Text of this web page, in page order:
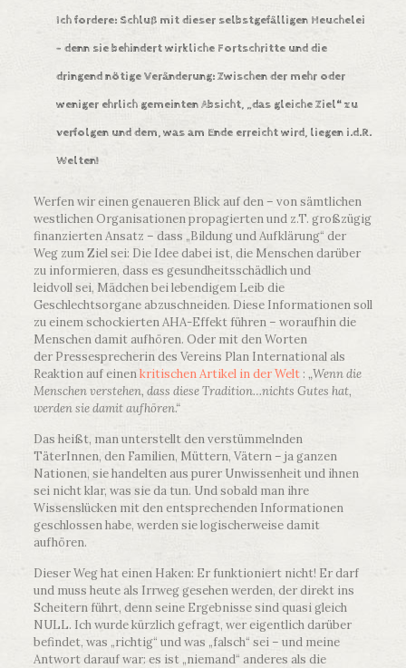
Ich fordere: Schluß mit dieser selbstgefälligen Heuchelei
– denn sie behindert wirkliche Fortschritte und die
dringend nötige Veränderung: Zwischen der mehr oder
weniger ehrlich gemeinten Absicht, „das gleiche Ziel“ zu
verfolgen und dem, was am Ende erreicht wird, liegen i.d.R.
Welten!
Werfen wir einen genaueren Blick auf den – von sämtlichen
westlichen Organisationen propagierten und z.T. großzügig
finanzierten Ansatz – dass „Bildung und Aufklärung“ der
Weg zum Ziel sei: Die Idee dabei ist, die Menschen darüber
zu informieren, dass es gesundheitsschädlich und
leidvoll sei, Mädchen bei lebendigem Leib die
Geschlechtsorgane abzuschneiden. Diese Informationen soll
zu einem schockierten AHA-Effekt führen – woraufhin die
Menschen damit aufhören. Oder mit den Worten
der Pressesprecherin des Vereins Plan International als
Reaktion auf einenkritischen Artikel in der Welt: „Wenn die
Menschen verstehen, dass diese Tradition…nichts Gutes hat,
werden sie damit aufhören.“
Das heißt, man unterstellt den verstümmelnden
TäterInnen, den Familien, Müttern, Vätern – ja ganzen
Nationen, sie handelten aus purer Unwissenheit und ihnen
sei nicht klar, was sie da tun. Und sobald man ihre
Wissenslücken mit den entsprechenden Informationen
geschlossen habe, werden sie logischerweise damit
aufhören.
Dieser Weg hat einen Haken: Er funktioniert nicht! Er darf
und muss heute als Irrweg gesehen werden, der direkt ins
Scheitern führt, denn seine Ergebnisse sind quasi gleich
NULL. Ich wurde kürzlich gefragt, wer eigentlich darüber
befindet, was „richtig“ und was „falsch“ sei – und meine
Antwort darauf war: es ist „niemand“ anderes als die